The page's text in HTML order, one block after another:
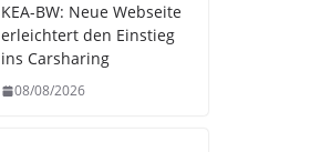
KEA-BW: Neue Webseite
erleichtert den Einstieg
ins Carsharing
08/08/2026